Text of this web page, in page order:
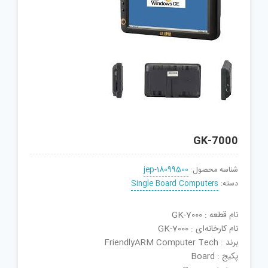
GK-7000
شناسه محصول: jep-18099500
دسته: Single Board Computers
نام قطعه : GK-7000
نام کارخانه‌ای : GK-7000
برند : FriendlyARM Computer Tech
پکیج : Board